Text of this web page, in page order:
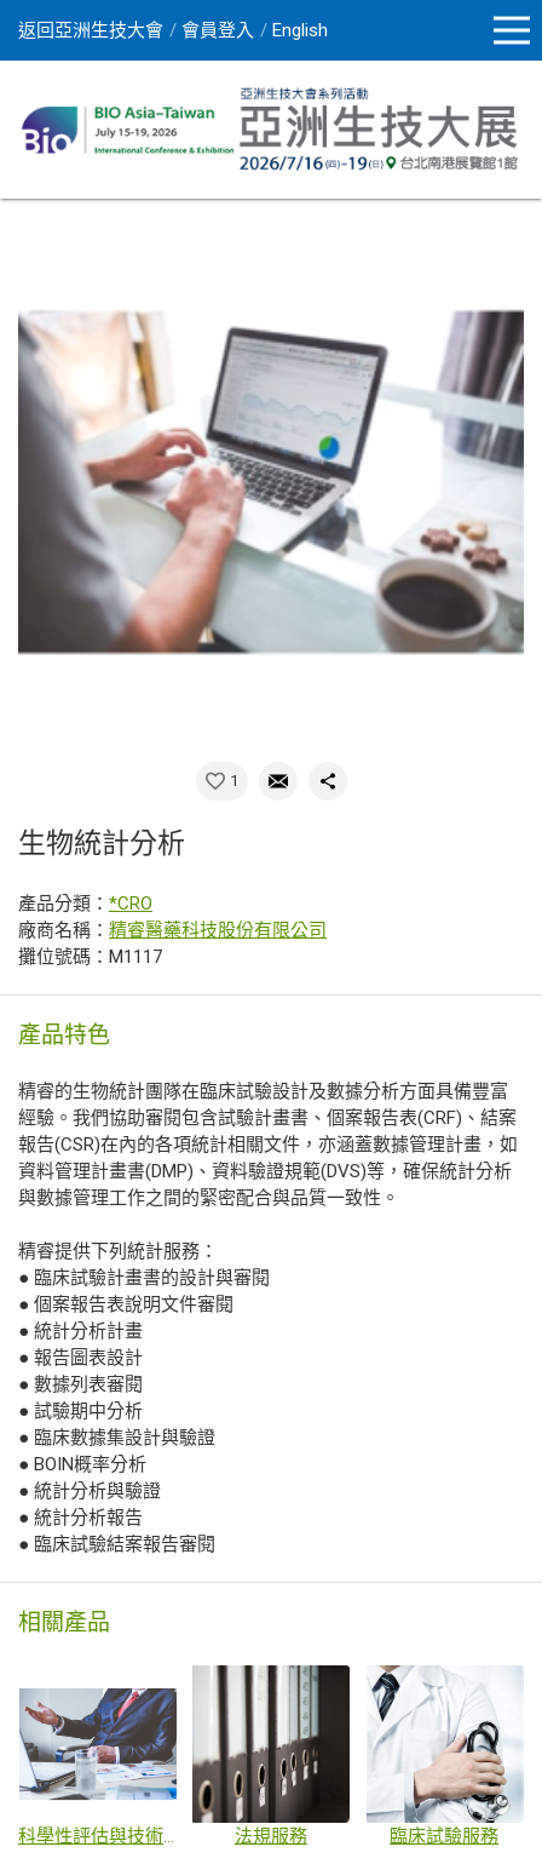
返回亞洲生技大會 會員登入 English
1
生物統計分析
產品分類： *CRO
廠商名稱： 精睿醫藥科技股份有限公司
攤位號碼：M1117
產品特色
精睿的生物統計團隊在臨床試驗設計及數據分析方面具備豐富
經驗。我們協助審閱包含試驗計畫書、個案報告表(CRF)、結案
報告(CSR)在內的各項統計相關文件，亦涵蓋數據管理計畫，如
資料管理計畫書(DMP)、資料驗證規範(DVS)等，確保統計分析
與數據管理工作之間的緊密配合與品質一致性。
精睿提供下列統計服務：
● 臨床試驗計畫書的設計與審閱
● 個案報告表說明文件審閱
● 統計分析計畫
● 報告圖表設計
● 數據列表審閱
● 試驗期中分析
● 臨床數據集設計與驗證
● BOIN概率分析
● 統計分析與驗證
● 統計分析報告
● 臨床試驗結案報告審閱
相關產品
科學性評估與技術諮詢 法規服務 臨床試驗服務